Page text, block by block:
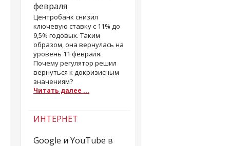
февраля
Центробанк снизил
ключевую ставку с 11% до
9,5% годовых. Таким
образом, она вернулась на
уровень 11 февраля.
Почему регулятор решил
вернуться к докризисным
значениям?
Читать далее ...
ИНТЕРНЕТ
Google и YouTube в